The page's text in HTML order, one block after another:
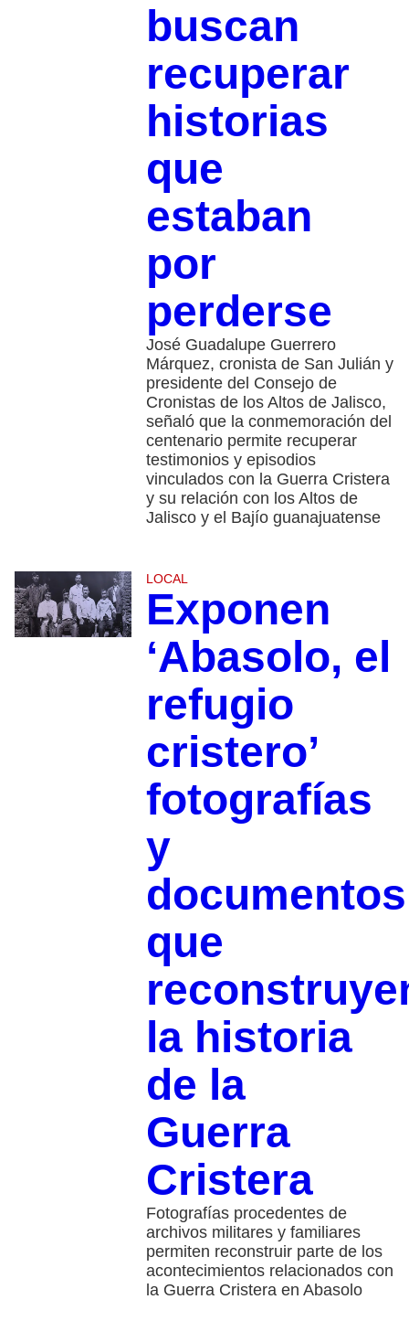
buscan
recuperar
historias
que
estaban
por
perderse
José Guadalupe Guerrero
Márquez, cronista de San Julián y
presidente del Consejo de
Cronistas de los Altos de Jalisco,
señaló que la conmemoración del
centenario permite recuperar
testimonios y episodios
vinculados con la Guerra Cristera
y su relación con los Altos de
Jalisco y el Bajío guanajuatense
LOCAL
Exponen
‘Abasolo, el
refugio
cristero’
fotografías
y
documentos
que
la historia
de la
Guerra
Cristera
Fotografías procedentes de
archivos militares y familiares
permiten reconstruir parte de los
acontecimientos relacionados con
la Guerra Cristera en Abasolo